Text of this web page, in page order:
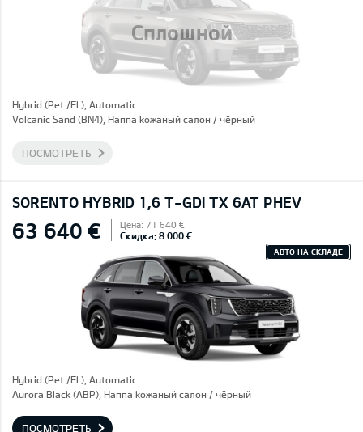
Сплошной
Hybrid (Pet./El.), Automatic
Volcanic Sand (BN4), Hаппа kожаный салон / чёрный
ПОСМОТРЕТЬ
SORENTO HYBRID 1,6 T-GDI TX 6AT PHEV
63 640 € Цена: 71 640 €
Скидка: 8 000 €
АВТО НА СКЛАДЕ
Hybrid (Pet./El.), Automatic
Aurora Black (ABP), Hаппа kожаный салон / чёрный
ПОСМОТРЕТЬ